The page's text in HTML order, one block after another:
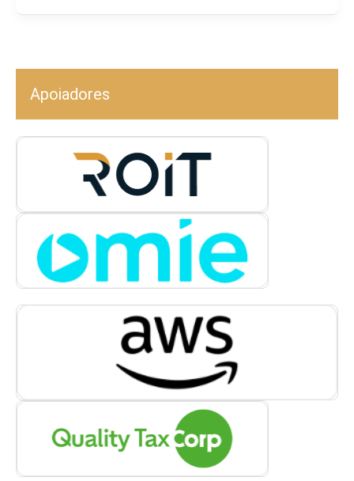
Apoiadores